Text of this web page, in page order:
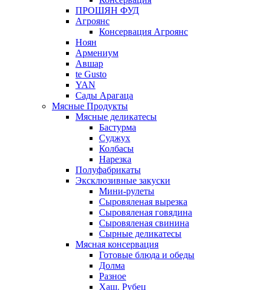
ПРОШЯН ФУД
Агроянс
Консервация Агроянс
Ноян
Армениум
Авшар
te Gusto
YAN
Сады Арагаца
Мясные Продукты
Мясные деликатесы
Бастурма
Суджух
Колбасы
Нарезка
Полуфабрикаты
Эксклюзивные закуски
Мини-рулеты
Сыровяленая вырезка
Сыровяленая говядина
Сыровяленая свинина
Сырные деликатесы
Мясная консервация
Готовые блюда и обеды
Долма
Разное
Хаш. Рубец